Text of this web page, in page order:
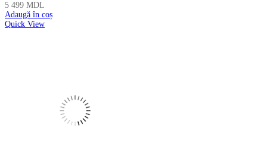
5 499 MDL
Adaugă în coș
Quick View